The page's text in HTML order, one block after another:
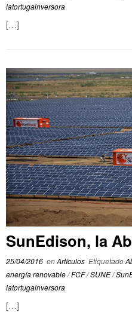
latortugainversora
[…]
SunEdison, la
25/04/2016 enArtículos Etiquetado
energía renovable/FCF/SUNE/
latortugainversora
[…]